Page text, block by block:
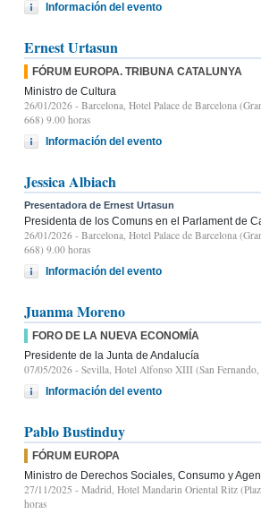
Información del evento
Ernest Urtasun
FÓRUM EUROPA. TRIBUNA CATALUNYA
Ministro de Cultura
26/01/2026 - Barcelona, Hotel Palace de Barcelona
668) 9.00 horas
Información del evento
Jessica Albiach
Presentadora de Ernest Urtasun
Presidenta de los Comuns en el Parlament de
26/01/2026 - Barcelona, Hotel Palace de Barcelona
668) 9.00 horas
Información del evento
Juanma Moreno
FORO DE LA NUEVA ECONOMÍA
Presidente de la Junta de Andalucía
07/05/2026 - Sevilla, Hotel Alfonso XIII (San
Información del evento
Pablo Bustinduy
FÓRUM EUROPA
Ministro de Derechos Sociales, Consumo y
27/11/2025 - Madrid, Hotel Mandarin Oriental Ritz
horas